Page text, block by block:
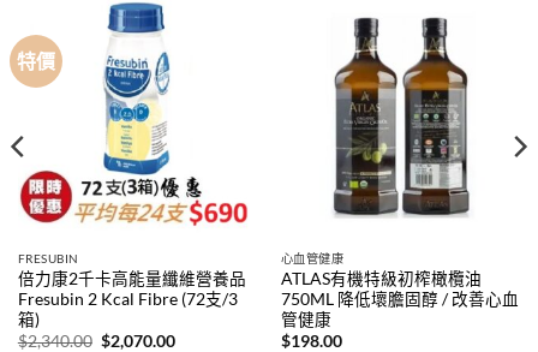
特價
FRESUBIN
倍力康2千卡高能量纖維營養品
Fresubin 2 Kcal Fibre (72支/3
箱)
$2,340.00 原
$2,070.00目
心血管健康
ATLAS有機特級初榨橄欖油
750ML 降低壞膽固醇 / 改善心血
管健康
$198.00